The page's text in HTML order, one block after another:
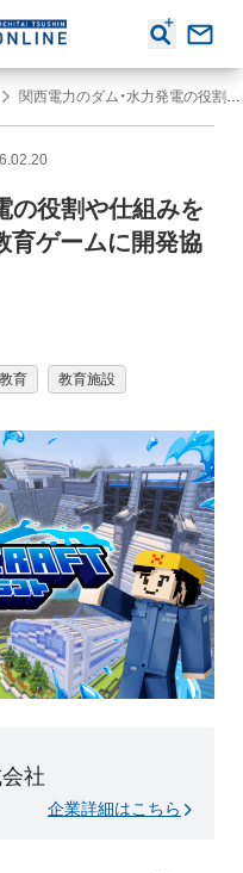
関西電力のダム・水力発電の役割や仕組みを楽しく学べるMinecraft教育ゲームに開発協力
の役割や仕組みを
ゲームに開発協
育 教育施設
社
企業詳細はこちら